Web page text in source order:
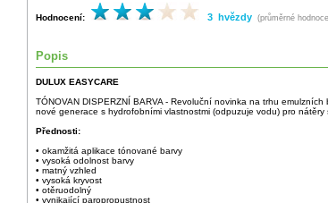
Hodnocení: 3 hvězdy (průměrné
Popis
DULUX EASYCARE
TÓNOVAN DISPERZNÍ BARVA - Revoluční novinka na trhu
nové generace s hydrofobními vlastnostmi (odpuzuje vodu) pro nátěry
Přednosti:
• okamžitá aplikace tónované barvy
• vysoká odolnost barvy
• matný vzhled
• vysoká kryvost
• otěruodolný
• vynikající paropropustnost